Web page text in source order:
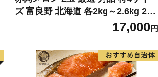
ズ 富良野 北海道 各2kg～2.6kg 2玉
セット ファーム富良野 メロン めろ
ん 果物 くだもの フルーツ デザート
旬の果物 旬のフルーツ
17,000円